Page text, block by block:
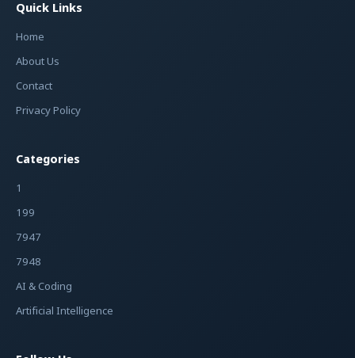
Quick Links
Home
About Us
Contact
Privacy Policy
Categories
1
199
7947
7948
AI & Coding
Artificial Intelligence